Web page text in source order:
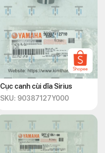
Cục canh cùi dĩa Sirius
SKU: 90387127Y000